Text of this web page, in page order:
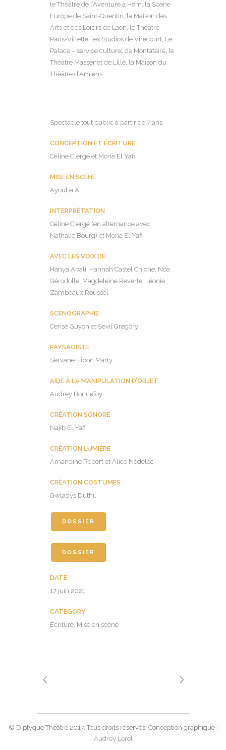
le Théâtre de l’Aventure à Hem, la Scène
Europe de Saint-Quentin, la Maison des
Arts et des Loisirs de Laon, le Théâtre
Paris-Villette, les Studios de Virecourt, Le
Palace – service culturel de Montataire, le
Théâtre Massenet de Lille, la Maison du
Théâtre d’Amiens
Spectacle tout public à partir de 7 ans
CONCEPTION ET ÉCRITURE
Céline Clergé et Mona El Yafi
MISE EN SCÈNE
Ayouba Ali
INTERPRÉTATION
Céline Clergé (en alternance avec
Nathalie Bourg) et Mona El Yafi
AVEC LES VOIX DE
Hanya Abali, Hannah Castel Chiche, Noa
Gérodolle, Magdeleine Reverte, Léonie
Zambeaux Roussel
SCÉNOGRAPHIE
Cerise Guyon et Sevil Gregory
PAYSAGISTE
Servane Hibon Marty
AIDE À LA MANIPULATION D’OBJET
Audrey Bonnefoy
CRÉATION SONORE
Najib El Yafi
CRÉATION LUMIÈRE
Amandine Robert et Alice Nédélec
CRÉATION COSTUMES
Gwladys Duthil
DOSSIER
DOSSIER
DATE
17 juin 2021
CATEGORY
Écriture, Mise en scène
© Diptyque Théâtre 2017. Tous droits réservés. Conception graphique :
Audrey Lorel